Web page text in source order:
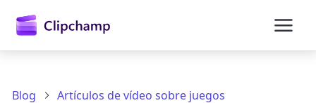
principal
Blog Artículos de vídeo sobre juegos